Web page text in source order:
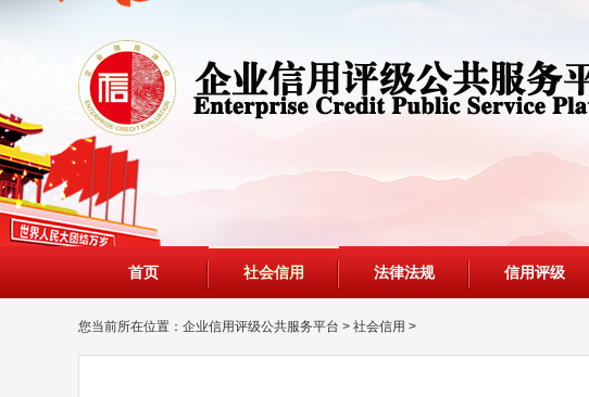
首页 社会信用 法律法规 信用评级
您当前所在位置： 企业信用评级公共服务平台 > 社会信用 >